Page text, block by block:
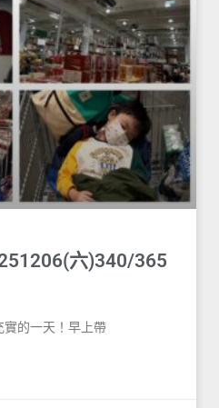
六)340/365
實的一天！早上帶